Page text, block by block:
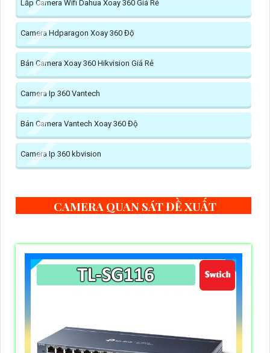
Lắp Camera Wifi Dahua Xoay 360 Giá Rẻ
Camera Hdparagon Xoay 360 Độ
Bán Camera Xoay 360 Hikvision Giá Rẻ
Camera Ip 360 Vantech
Bán Camera Vantech Xoay 360 Độ
Camera Ip 360 kbvision
CAMERA QUAN SÁT ĐỀ XUẤT